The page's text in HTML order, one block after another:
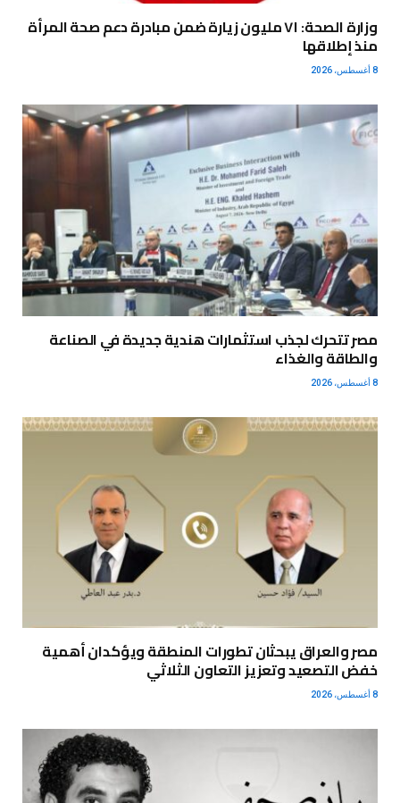
وزارة الصحة: ٧١ مليون زيارة ضمن مبادرة دعم صحة المرأة
منذ إطلاقها
8 أغسطس، 2026
مصر تتحرك لجذب استثمارات هندية جديدة في الصناعة
والطاقة والغذاء
8 أغسطس، 2026
مصر والعراق يبحثان تطورات المنطقة ويؤكدان أهمية
خفض التصعيد وتعزيز التعاون الثلاثي
8 أغسطس، 2026